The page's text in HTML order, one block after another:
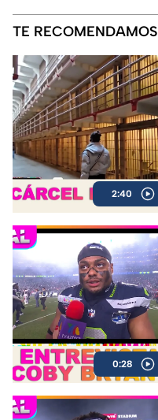
TE RECOMENDAMOS
2:40
0:28